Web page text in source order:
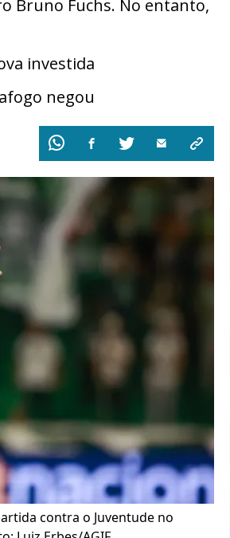
Bruno Fuchs. No entanto,
investida
negou
contra o Juventude no